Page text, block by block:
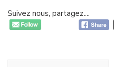
Suivez nous, partagez....